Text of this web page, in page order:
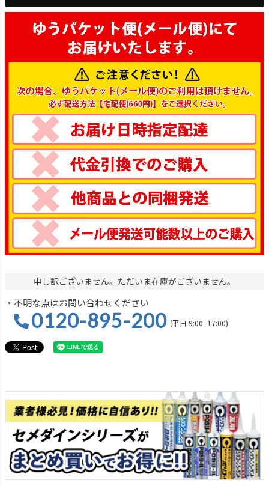
申し訳ございません。ただいま在庫がございません。
・不明な点はお問い合わせください
0120-895-200 (平日 9:00 -17:00)